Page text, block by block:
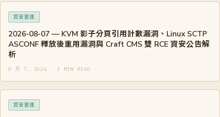
資安雷達
2026-08-07 — KVM 影子分頁引用計數漏洞、Linux SCTP
ASCONF 釋放後重用漏洞與 Craft CMS 雙 RCE 資安公告解
析
8 月 7, 2026 · 3 MIN READ
資安雷達